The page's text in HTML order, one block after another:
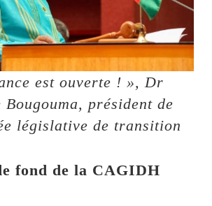
est ouverte ! », Dr
Bougouma, président de
législative de transition
fond de la CAGIDH